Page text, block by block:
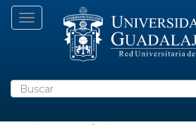
Pasar
Toggle navigation
Buscar